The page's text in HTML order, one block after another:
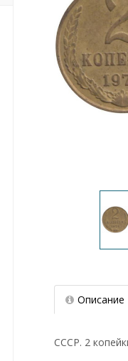
Описание
СССР. 2